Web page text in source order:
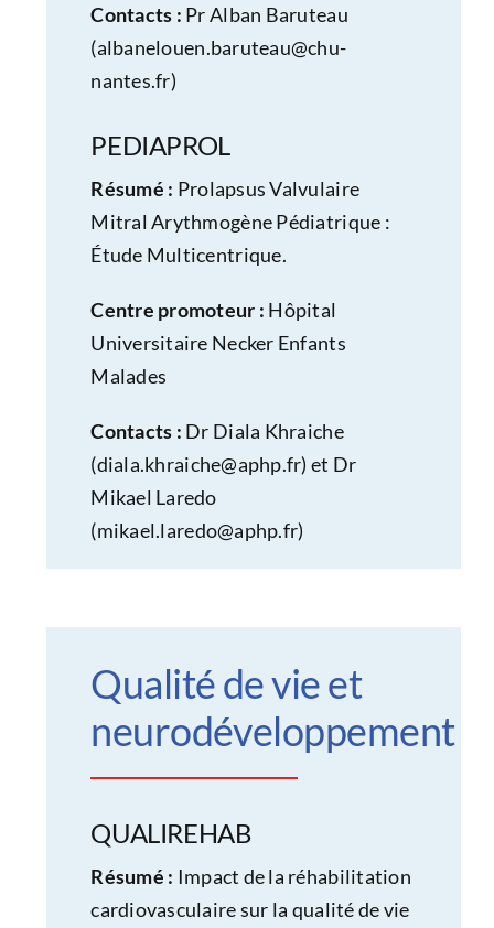
Contacts : Pr Alban Baruteau
(albanelouen.baruteau@chu-
nantes.fr)
PEDIAPROL
Résumé : Prolapsus Valvulaire
Mitral Arythmogène Pédiatrique :
Étude Multicentrique.
Centre promoteur : Hôpital
Universitaire Necker Enfants
Malades
Contacts : Dr Diala Khraiche
(diala.khraiche@aphp.fr) et Dr
Mikael Laredo
(mikael.laredo@aphp.fr)
Qualité de vie et
neurodéveloppement
QUALIREHAB
Résumé : Impact de la réhabilitation
cardiovasculaire sur la qualité de vie